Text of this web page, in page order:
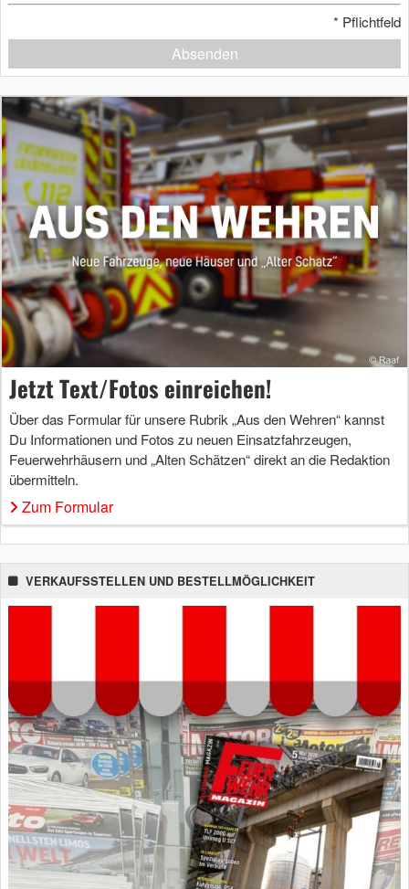
* Pflichtfeld
Absenden
Jetzt Text/Fotos einreichen!
Über das Formular für unsere Rubrik „Aus den Wehren“ kannst
Du Informationen und Fotos zu neuen Einsatzfahrzeugen,
Feuerwehrhäusern und „Alten Schätzen“ direkt an die Redaktion
übermitteln.
Zum Formular
VERKAUFSSTELLEN UND BESTELLMÖGLICHKEIT